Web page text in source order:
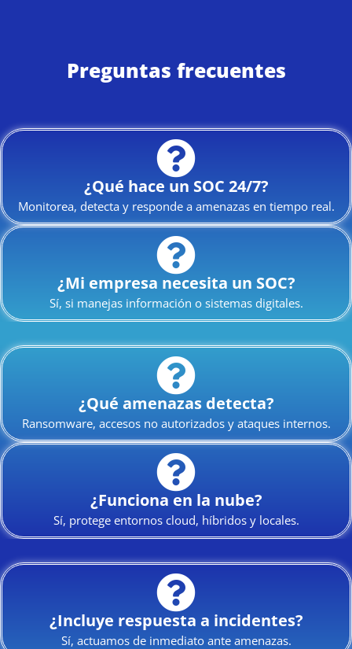
Preguntas frecuentes
¿Qué hace un SOC 24/7?
Monitorea, detecta y responde a amenazas en tiempo real.
¿Mi empresa necesita un SOC?
Sí, si manejas información o sistemas digitales.
¿Qué amenazas detecta?
Ransomware, accesos no autorizados y ataques internos.
¿Funciona en la nube?
Sí, protege entornos cloud, híbridos y locales.
¿Incluye respuesta a incidentes?
Sí, actuamos de inmediato ante amenazas.